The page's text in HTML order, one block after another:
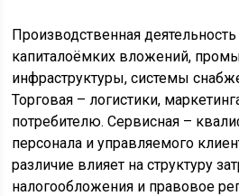
Производственная деятельность
капиталоёмких вложений,
инфраструктуры, системы
Торговая – логистики,
потребителю. Сервисная –
персонала и управляемого
различие влияет на структуру
налогообложения и правовое